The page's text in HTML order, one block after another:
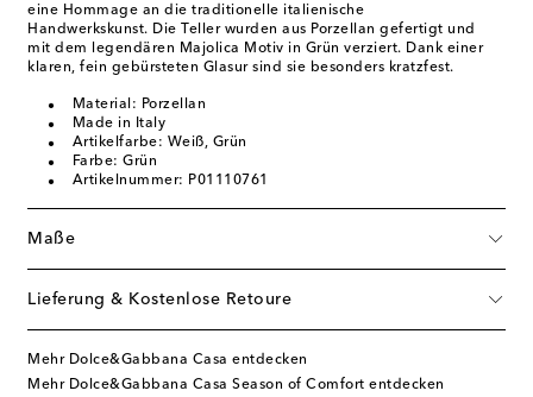
eine Hommage an die traditionelle italienische
Handwerkskunst. Die Teller wurden aus Porzellan gefertigt und
mit dem legendären Majolica Motiv in Grün verziert. Dank einer
klaren, fein gebürsteten Glasur sind sie besonders kratzfest.
Material: Porzellan
Made in Italy
Artikelfarbe: Weiß, Grün
Farbe: Grün
Artikelnummer: P01110761
Maße
Lieferung & Kostenlose Retoure
Mehr Dolce&Gabbana Casa entdecken
Mehr Dolce&Gabbana Casa Season of Comfort entdecken